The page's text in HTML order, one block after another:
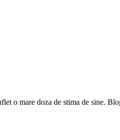
o mare doza de stima de sine.